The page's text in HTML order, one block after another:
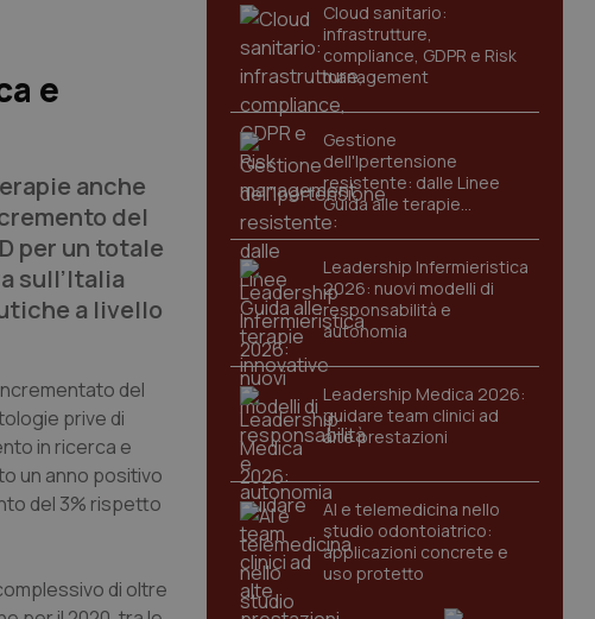
e
anche
del
per un totale
sull’Italia
a livello
del
prive di
in ricerca e
un anno positivo
del 3% rispetto
di oltre
Cloud sanitario:
infrastrutture,
compliance, GDPR e Risk
management
Gestione
dell'Ipertensione
resistente: dalle Linee
Guida alle terapie
innovative
Leadership Infermieristica
2026: nuovi modelli di
responsabilità e
autonomia
Leadership Medica 2026:
guidare team clinici ad
alte prestazioni
AI e telemedicina nello
studio odontoiatrico:
applicazioni concrete e
uso protetto